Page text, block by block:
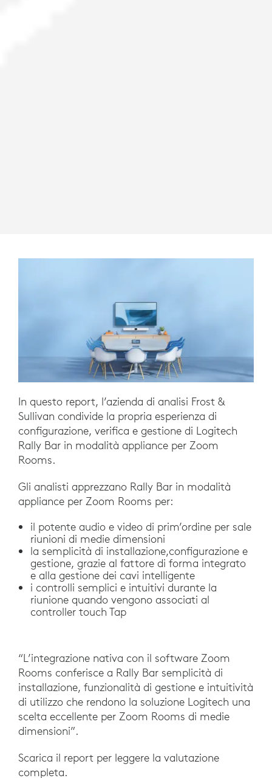
In questo report, l’azienda di analisi Frost &
Sullivan condivide la propria esperienza di
configurazione, verifica e gestione di Logitech
Rally Bar in modalità appliance per Zoom
Rooms.
Gli analisti apprezzano Rally Bar in modalità
appliance per Zoom Rooms per:
il potente audio e video di prim’ordine per sale
riunioni di medie dimensioni
la semplicità di installazione,configurazione e
gestione, grazie al fattore di forma integrato
e alla gestione dei cavi intelligente
i controlli semplici e intuitivi durante la
riunione quando vengono associati al
controller touch Tap
“L’integrazione nativa con il software Zoom
Rooms conferisce a Rally Bar semplicità di
installazione, funzionalità di gestione e intuitività
di utilizzo che rendono la soluzione Logitech una
scelta eccellente per Zoom Rooms di medie
dimensioni”.
Scarica il report per leggere la valutazione
completa.